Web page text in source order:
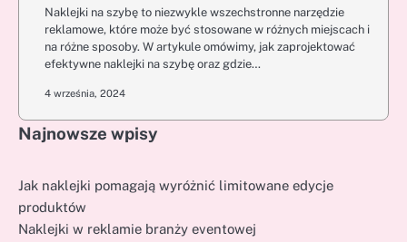
Naklejki na szybę to niezwykle wszechstronne narzędzie
reklamowe, które może być stosowane w różnych miejscach i
na różne sposoby. W artykule omówimy, jak zaprojektować
efektywne naklejki na szybę oraz gdzie…
4 września, 2024
Najnowsze wpisy
Jak naklejki pomagają wyróżnić limitowane edycje
produktów
Naklejki w reklamie branży eventowej